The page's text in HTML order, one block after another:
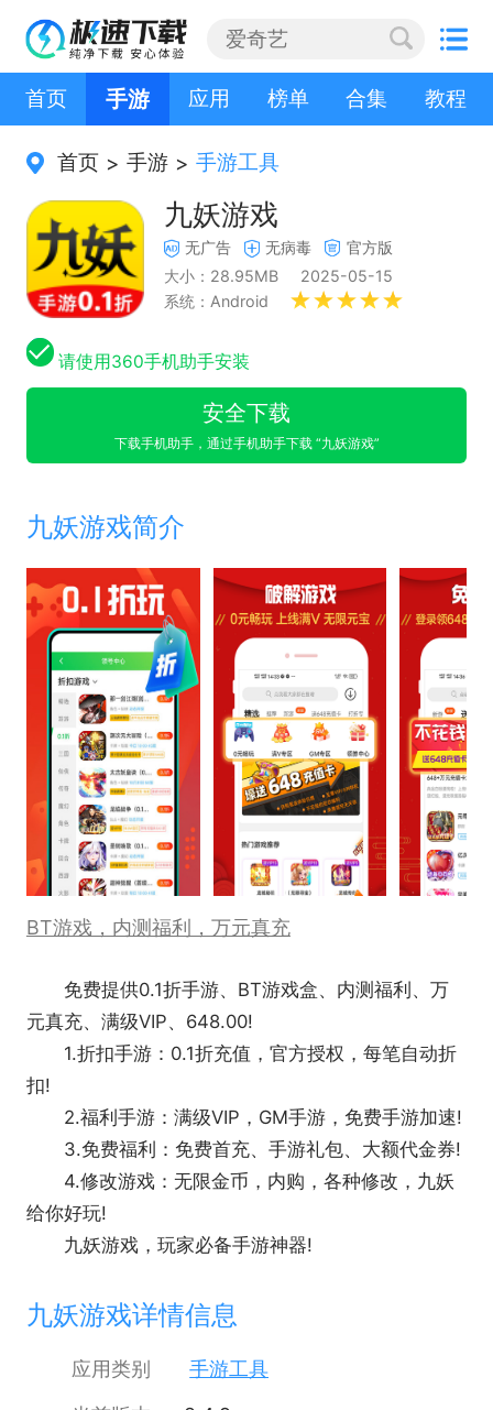
首页 手游 应用 榜单 合集 教程
首页 > 手游 > 手游工具
九妖游戏
无广告 无病毒
官方版
大小：28.95MB
2025-05-15
系统：Android
请使用360手机助手安装
安全下载
下载手机助手，通过手机助手下载 “九妖游戏”
九妖游戏简介
BT游戏，内测福利，万元真充
免费提供0.1折手游、BT游戏盒、内测福利、万
元真充、满级VIP、648.00!
1.折扣手游：0.1折充值，官方授权，每笔自动折
扣!
2.福利手游：满级VIP，GM手游，免费手游加速!
3.免费福利：免费首充、手游礼包、大额代金券!
4.修改游戏：无限金币，内购，各种修改，九妖
给你好玩!
九妖游戏，玩家必备手游神器!
九妖游戏详情信息
应用类别
手游工具